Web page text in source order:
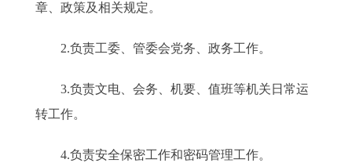
章、政策及相关规定。
2.负责工委、管委会党务、政务工作。
3.负责文电、会务、机要、值班等机关日常运
转工作。
4.负责安全保密工作和密码管理工作。